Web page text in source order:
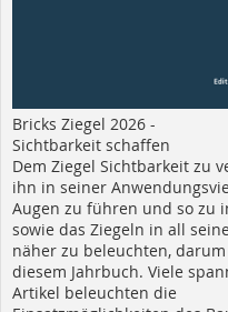
Bricks Ziegel 2026 -
Sichtbarkeit schaffen
Dem Ziegel Sichtbarkeit zu
ihn in seiner
Augen zu führen und so zu
sowie das Ziegeln in all
näher zu beleuchten,
diesem Jahrbuch. Viele
Artikel beleuchten die